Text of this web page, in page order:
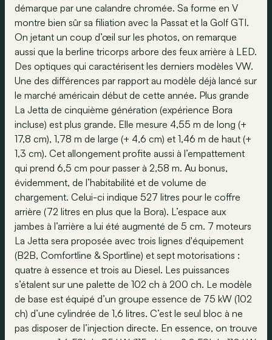
démarque par une calandre chromée. Sa forme en V
montre bien sûr sa filiation avec la Passat et la Golf GTI.
On jetant un coup d’œil sur les photos, on remarque
aussi que la berline tricorps arbore des feux arrière à LED.
Des optiques qui caractérisent les derniers modèles VW.
Une des différences par rapport au modèle déjà lancé sur
le marché américain début de cette année. Plus grande
La Jetta de cinquième génération (expérience Bora
incluse) est plus grande. Elle mesure 4,55 m de long (+
17,8 cm), 1,78 m de large (+ 4,6 cm) et 1,46 m de haut (+
1,3 cm). Cet allongement profite aussi à l’empattement
qui prend 6,5 cm pour passer à 2,58 m. Au bonus,
évidemment, de l’habitabilité et de volume de
chargement. Celui-ci indique 527 litres pour le coffre
arrière (72 litres en plus que la Bora). L’espace aux
jambes à l’arrière a lui été augmenté de 5 cm. 7 moteurs
La Jetta sera proposée avec trois lignes d'équipement
(B2B, Comfortline & Sportline) et sept motorisations :
quatre à essence et trois au Diesel. Les puissances
s’étalent sur une palette de 102 ch à 200 ch. Le modèle
de base est équipé d’un groupe essence de 75 kW (102
ch) d’une cylindrée de 1,6 litres. C’est le seul bloc à ne
pas disposer de l’injection directe. En essence, on trouve